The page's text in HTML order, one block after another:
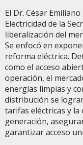
El Dr. César
Electricidad de la
liberalización del
Se enfocó en
reforma eléctrica.
como el acceso
operación, el
energías limpias y
distribución se
tarifas eléctricas y la
generación,
garantizar acceso